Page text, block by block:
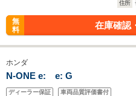
住所
無
料
在庫確認
ホンダ
N-ONE e: e: G
ディーラー保証 車両品質評価書付